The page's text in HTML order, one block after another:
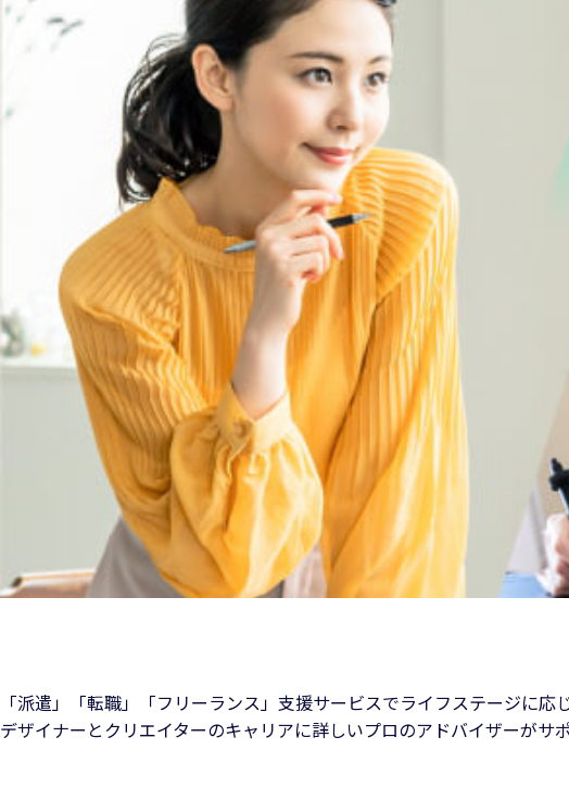
「派遣」「転職」「フリーランス」支援サービスでライフステージに応
デザイナーとクリエイターのキャリアに詳しいプロのアドバイザーがサポ